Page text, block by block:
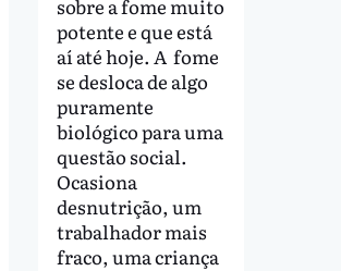
sobre a fome muito
potente e que está
aí até hoje. A fome
se desloca de algo
puramente
biológico para uma
questão social.
Ocasiona
desnutrição, um
trabalhador mais
fraco, uma criança